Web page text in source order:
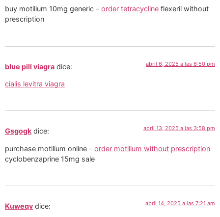
buy motilium 10mg generic –order tetracycline flexeril without
prescription
blue pill viagra dice: abril 6, 2025 a las 6:50 pm
cialis levitra viagra
Gsgogk dice: abril 13, 2025 a las 3:58 pm
purchase motilium online –order motilium without prescription
cyclobenzaprine 15mg sale
Kuweqv dice: abril 14, 2025 a las 7:21 am